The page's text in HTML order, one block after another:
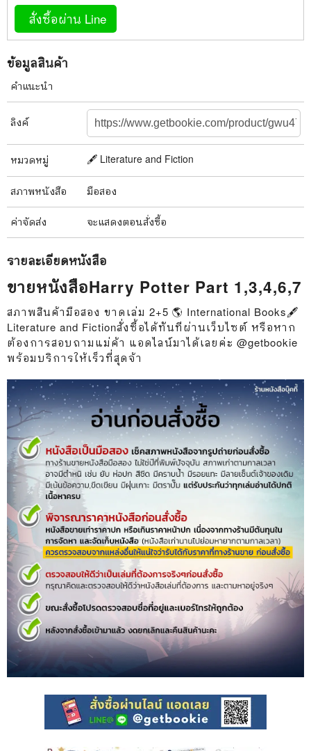
สั่งซื้อผ่าน Line
ข้อมูลสินค้า
คำแนะนำ
ลิงค์
หมวดหมู่ 🖋️ Literature and Fiction
สภาพหนังสือ มือสอง
ค่าจัดส่ง จะแสดงตอนสั่งซื้อ
รายละเอียดหนังสือ
ขายหนังสือHarry Potter Part 1,3,4,6,7
สภาพสินค้ามือสอง ขาดเล่ม 2+5 🌎 International Books🖋️
Literature and Fictionสั่งซื้อได้ทันทีผ่านเว็บไซต์ หรือหาก
ต้องการสอบถามแม่ค้า แอดไลน์มาได้เลยค่ะ @getbookie
พร้อมบริการให้เร็วที่สุดจ้า